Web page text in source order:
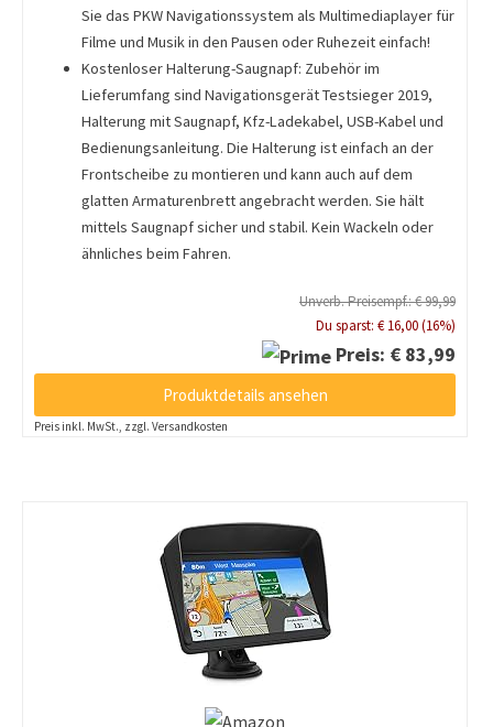
Sie das PKW Navigationssystem als Multimediaplayer für
Filme und Musik in den Pausen oder Ruhezeit einfach!
Kostenloser Halterung-Saugnapf: Zubehör im
Lieferumfang sind Navigationsgerät Testsieger 2019,
Halterung mit Saugnapf, Kfz-Ladekabel, USB-Kabel und
Bedienungsanleitung. Die Halterung ist einfach an der
Frontscheibe zu montieren und kann auch auf dem
glatten Armaturenbrett angebracht werden. Sie hält
mittels Saugnapf sicher und stabil. Kein Wackeln oder
ähnliches beim Fahren.
Unverb. Preisempf.: € 99,99
Du sparst: € 16,00 (16%)
Preis: € 83,99
Produktdetails ansehen
Preis inkl. MwSt., zzgl. Versandkosten